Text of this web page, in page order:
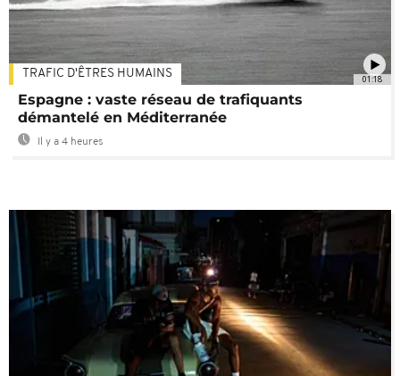
01:18
TRAFIC D'ÊTRES HUMAINS
Espagne : vaste réseau de trafiquants
démantelé en Méditerranée
Il y a 4 heures